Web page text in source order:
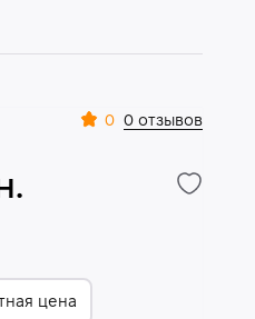
0 0 отзывов
цена